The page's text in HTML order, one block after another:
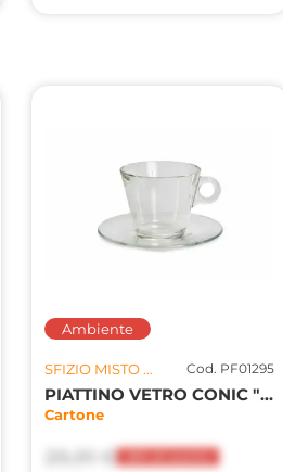
Ambiente
SFIZIO MISTO S.R.L. Cod. PF01295
PIATTINO VETRO CONIC "CAPPUCCIO" 6PZ
Cartone
29,91 €